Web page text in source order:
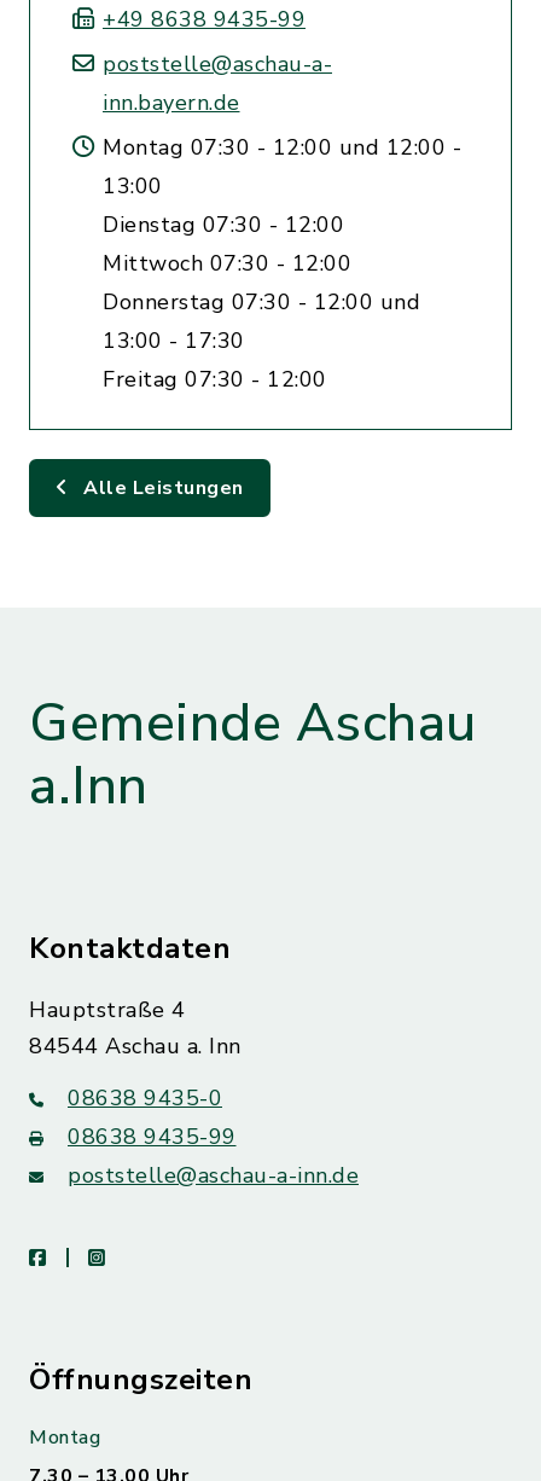
+49 8638 9435-99
poststelle@aschau-a-
inn.bayern.de
Montag 07:30 - 12:00 und 12:00 -
13:00
Dienstag 07:30 - 12:00
Mittwoch 07:30 - 12:00
Donnerstag 07:30 - 12:00 und
13:00 - 17:30
Freitag 07:30 - 12:00
Alle Leistungen
Gemeinde Aschau
a.Inn
Kontaktdaten
Hauptstraße 4
84544 Aschau a. Inn
08638 9435-0
08638 9435-99
poststelle@aschau-a-inn.de
facebookinstagram
Öffnungszeiten
Montag